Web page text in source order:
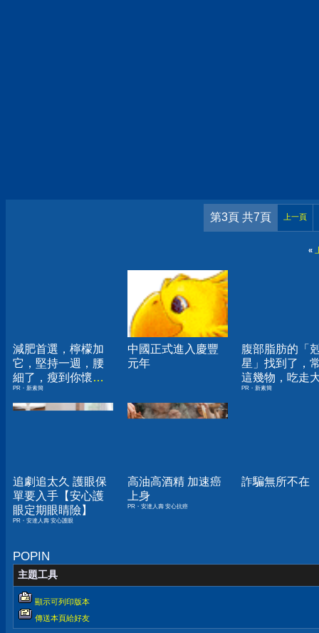
第3頁 共7頁 上一頁
«
減肥首選，檸檬加
它，堅持一週，腰
細了，瘦到你懷疑
人生
PR・新素簡
中國正式進入慶豐
元年
腹部脂肪的「
星」找到了，
這幾物，吃走
囊，瘦出小蠻
PR・新素簡
追劇追太久 護眼保
單要入手【安心護
眼定期眼睛險】
PR・安達人壽 安心護眼
高油高酒精 加速癌
上身
PR・安達人壽 安心抗癌
詐騙無所不在
POPIN
主題工具
顯示可列印版本
傳送本頁給好友